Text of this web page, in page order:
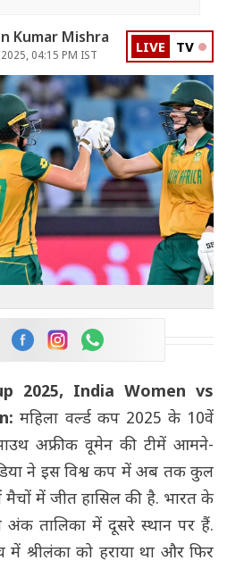
Kumar Mishra
04:15 PM IST LIVE TV
2025, India Women vs
महिला वर्ल्ड कप 2025 के 10वें
अफ्रीक वूमेन की टीमें आमने-
ने इस विश्व कप में अब तक कुल
में जीत हासिल की है. भारत के
तालिका में दूसरे स्थान पर हैं.
श्रीलंका को हराया था और फिर